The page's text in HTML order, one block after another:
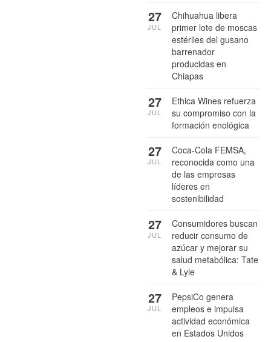
Chihuahua libera
primer lote de moscas
estériles del gusano
barrenador
producidas en
Chiapas
27
JUL
Ethica Wines refuerza
su compromiso con la
formación enológica
27
JUL
Coca-Cola FEMSA,
reconocida como una
de las empresas
líderes en
sostenibilidad
27
JUL
Consumidores buscan
reducir consumo de
azúcar y mejorar su
salud metabólica: Tate
& Lyle
27
JUL
PepsiCo genera
empleos e impulsa
actividad económica
en Estados Unidos
27
JUL